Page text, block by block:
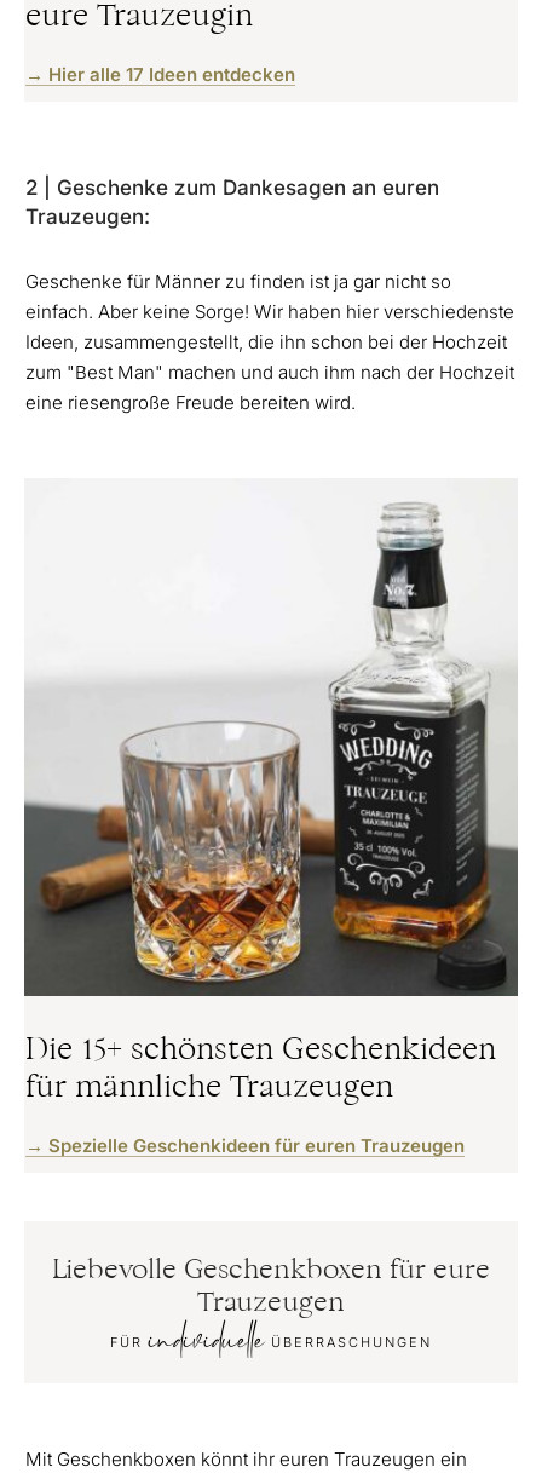
eure Trauzeugin
→ Hier alle 17 Ideen entdecken
2 | Geschenke zum Dankesagen an euren
Trauzeugen:
Geschenke für Männer zu finden ist ja gar nicht so
einfach. Aber keine Sorge! Wir haben hier verschiedenste
Ideen, zusammengestellt, die ihn schon bei der Hochzeit
zum "Best Man" machen und auch ihm nach der Hochzeit
eine riesengroße Freude bereiten wird.
Die 15+ schönsten Geschenkideen
für männliche Trauzeugen
→ Spezielle Geschenkideen für euren Trauzeugen
Liebevolle Geschenkboxen für eure
Trauzeugen
FÜRindividuelle ÜBERRASCHUNGEN
Mit Geschenkboxen könnt ihr euren Trauzeugen ein